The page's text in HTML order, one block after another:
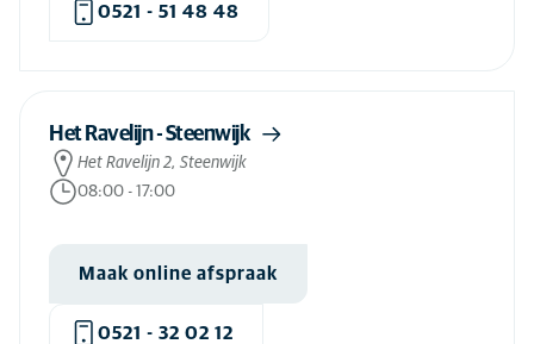
0521 - 51 48 48
Het Ravelijn - Steenwijk
Het Ravelijn 2, Steenwijk
08:00 - 17:00
Maak online afspraak
0521 - 32 02 12